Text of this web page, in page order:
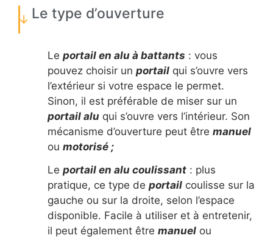
Le type d’ouverture
Le portail en alu à battants : vous
pouvez choisir un portail qui s’ouvre vers
l’extérieur si votre espace le permet.
Sinon, il est préférable de miser sur un
portail alu qui s’ouvre vers l’intérieur. Son
mécanisme d’ouverture peut être manuel
ou motorisé ;
Le portail en alu coulissant : plus
pratique, ce type de portail coulisse sur la
gauche ou sur la droite, selon l’espace
disponible. Facile à utiliser et à entretenir,
il peut également être manuel ou